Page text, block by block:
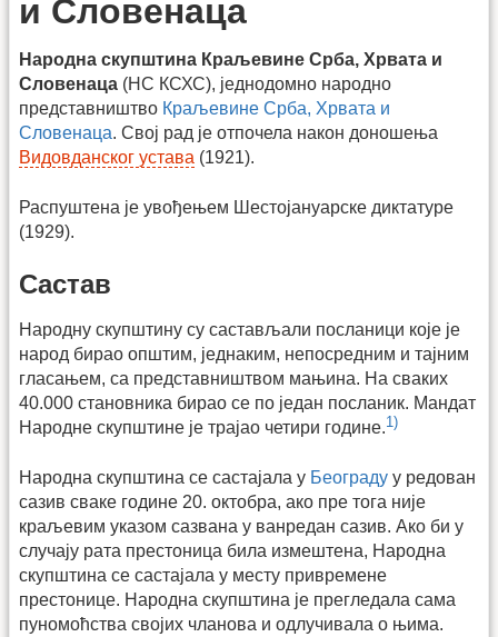
и Словенаца
Народна скупштина Краљевине Срба, Хрвата и
Словенаца (НС КСХС), једнодомно народно
представништво Краљевине Срба, Хрвата и
Словенаца. Свој рад је отпочела након доношења
Видовданског устава (1921).
Распуштена је увођењем Шестојануарске диктатуре
(1929).
Састав
Народну скупштину су састављали посланици које је
народ бирао општим, једнаким, непосредним и тајним
гласањем, са представништвом мањина. На сваких
40.000 становника бирао се по један посланик. Мандат
Народне скупштине је трајао четири године.1)
Народна скупштина се састајала у Београду у редован
сазив сваке године 20. октобра, ако пре тога није
краљевим указом сазвана у ванредан сазив. Ако би у
случају рата престоница била измештена, Народна
скупштина се састајала у месту привремене
престонице. Народна скупштина је прегледала сама
пуномоћства својих чланова и одлучивала о њима.